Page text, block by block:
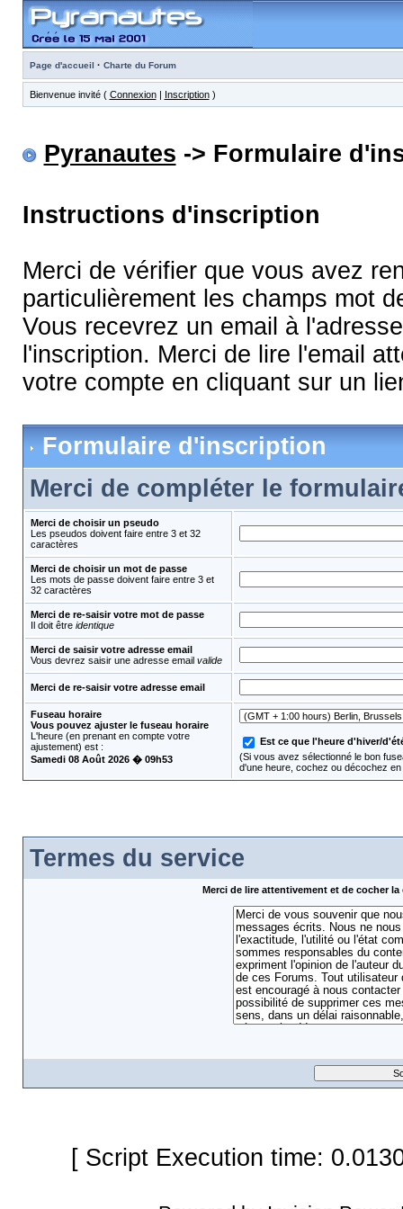
Page d'accueil · Charte du Forum
Bienvenue invité ( Connexion| Inscription)
Pyranautes -> Formulaire
Instructions d'inscription
Merci de vérifier que vous avez
particulièrement les champs mot
Vous recevrez un email à
l'inscription. Merci de lire l'email
votre compte en cliquant sur un
Formulaire d'inscription
Merci de compléter le
Merci de choisir un pseudo
Les pseudos doivent faire entre 3 et 32
caractères
Merci de choisir un mot de passe
Les mots de passe doivent faire entre 3 et
32 caractères
Merci de re-saisir votre mot de passe
Il doit être identique
Merci de saisir votre adresse email
Vous devrez saisir une adresse email valide
Merci de re-saisir votre adresse email
Fuseau horaire
Vous pouvez ajuster le fuseau horaire
L'heure (en prenant en compte votre
ajustement) est :
Samedi 08 Août 2026 � 09h53
Est ce que l'heure d'hiver/
(Si vous avez sélectionné le bon
d'une heure, cochez ou décochez
Termes du service
Merci de lire attentivement et de cocher
[ Script Execution time: